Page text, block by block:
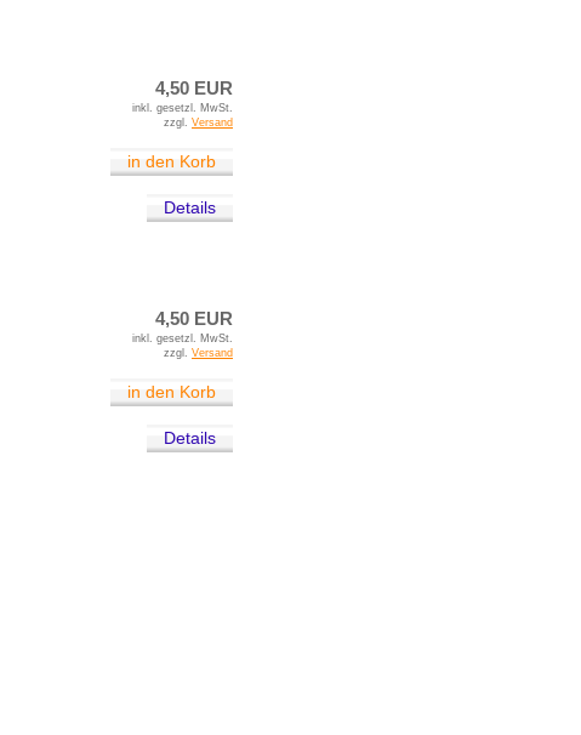
4,50 EUR
inkl. gesetzl. MwSt.
zzgl. Versand
in den Korb
Details
4,50 EUR
inkl. gesetzl. MwSt.
zzgl. Versand
in den Korb
Details